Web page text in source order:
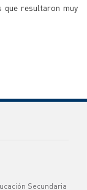
que resultaron muy
Secundaria